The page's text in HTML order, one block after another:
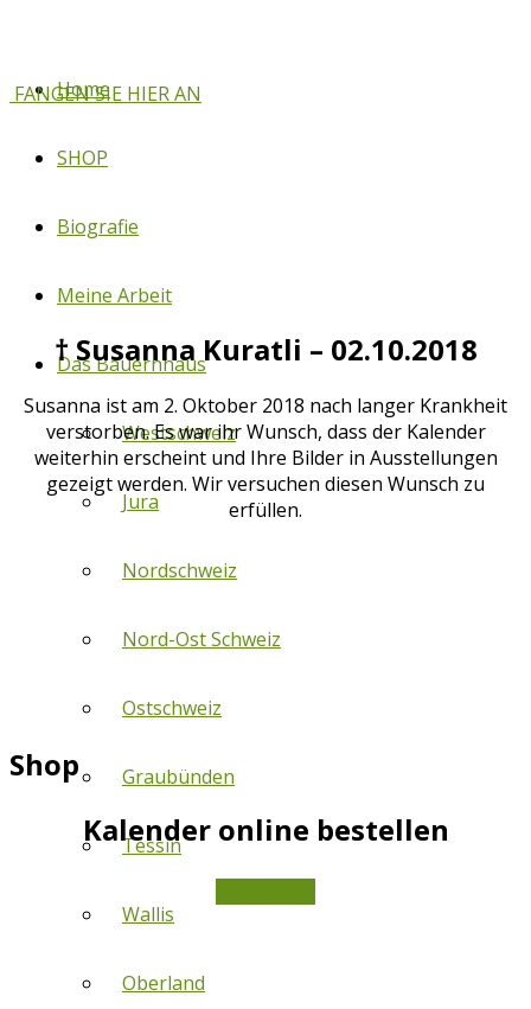
Home
SHOP
Biografie
Meine Arbeit
Das Bauernhaus
Westschweiz
Jura
Nordschweiz
Nord-Ost Schweiz
Ostschweiz
Graubünden
Tessin
Wallis
Oberland
FANGEN SIE HIER AN
† Susanna Kuratli – 02.10.2018
Susanna ist am 2. Oktober 2018 nach langer Krankheit
verstorben. Es war ihr Wunsch, dass der Kalender
weiterhin erscheint und Ihre Bilder in Ausstellungen
gezeigt werden. Wir versuchen diesen Wunsch zu
erfüllen.
Shop
Kalender online bestellen